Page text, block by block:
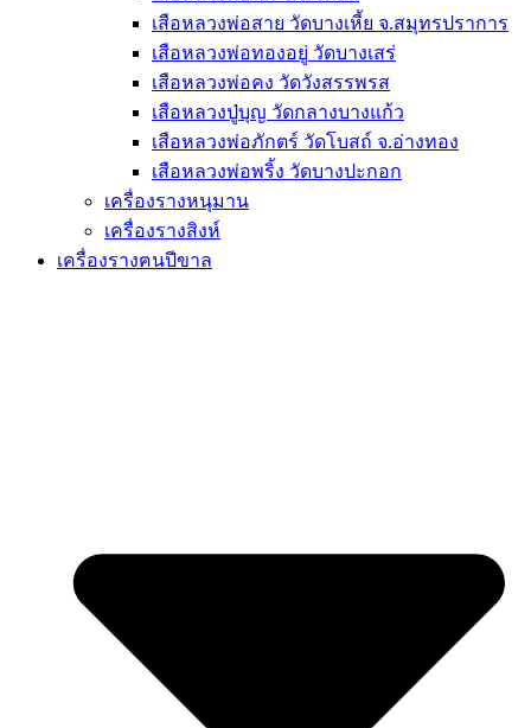
เสือหลวงพ่อสาย วัดบางเหี้ย จ.สมุทรปราการ
เสือหลวงพ่อทองอยู่ วัดบางเสร่
เสือหลวงพ่อคง วัดวังสรรพรส
เสือหลวงปู่บุญ วัดกลางบางแก้ว
เสือหลวงพ่อภักตร์ วัดโบสถ์ จ.อ่างทอง
เสือหลวงพ่อพริ้ง วัดบางปะกอก
เครื่องรางหนุมาน
เครื่องรางสิงห์
เครื่องรางฅนปีขาล